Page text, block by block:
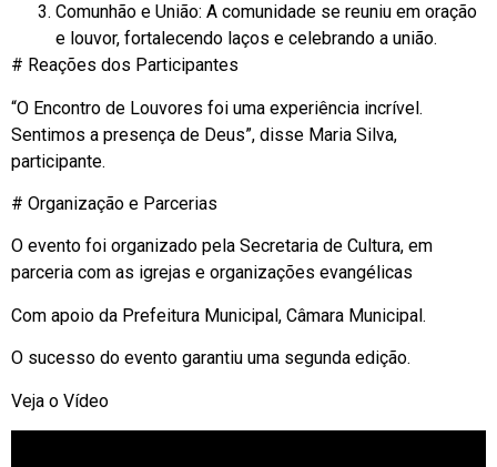
Comunhão e União: A comunidade se reuniu em oração
e louvor, fortalecendo laços e celebrando a união.
# Reações dos Participantes
“O Encontro de Louvores foi uma experiência incrível.
Sentimos a presença de Deus”, disse Maria Silva,
participante.
# Organização e Parcerias
O evento foi organizado pela Secretaria de Cultura, em
parceria com as igrejas e organizações evangélicas
Com apoio da Prefeitura Municipal, Câmara Municipal.
O sucesso do evento garantiu uma segunda edição.
Veja o Vídeo